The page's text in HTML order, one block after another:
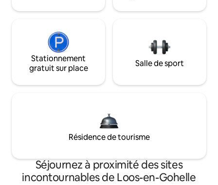
Stationnement
gratuit sur place
Salle de sport
Résidence de tourisme
Séjournez à proximité des sites
incontournables de Loos-en-Gohelle